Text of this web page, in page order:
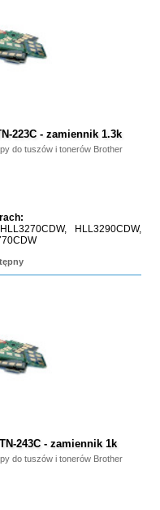
223C - zamiennik 1.3k
do tuszów i tonerów Brother
HLL3290CDW,
243C - zamiennik 1k
do tuszów i tonerów Brother